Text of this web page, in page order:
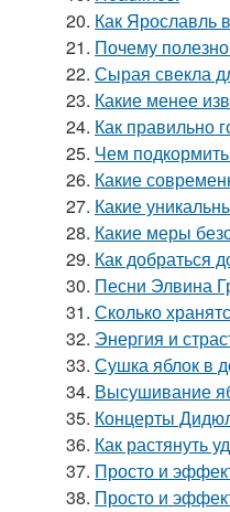
20. Как Ярославль
21. Почему
22. Сырая свекла
23. Какие менее
24. Как правильно
25. Чем
26. Какие
27. Какие
28. Какие меры
29. Как добраться
30. Песни Элвина
31. Сколько
32. Энергия и
33. Сушка яблок в
34. Высушивание
35. Концерты
36. Как растянуть
37. Просто и
38. Просто и